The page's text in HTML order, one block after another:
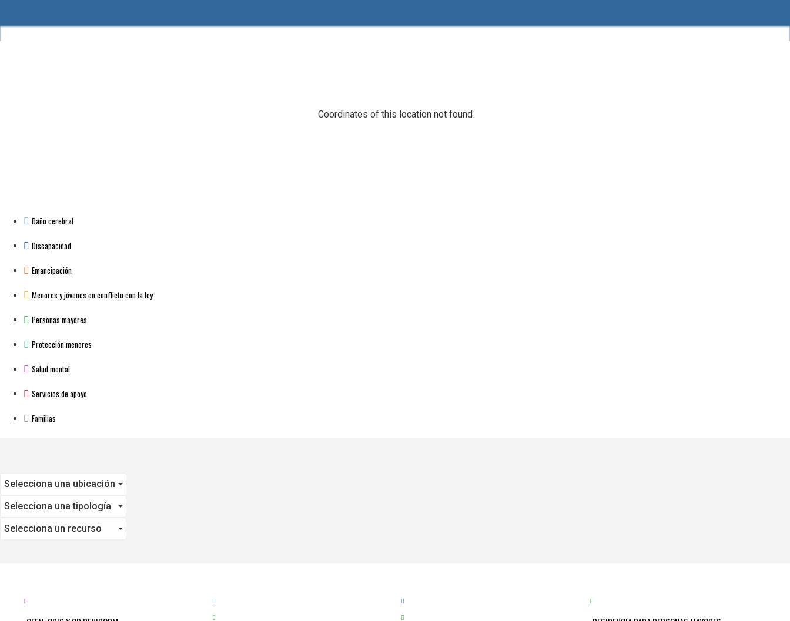
Coordinates of this location not found
Daño cerebral
Discapacidad
Emancipación
Menores y jóvenes en conflicto con la ley
Personas mayores
Protección menores
Salud mental
Servicios de apoyo
Familias
Selecciona una ubicación
Selecciona una tipología
Selecciona un recurso